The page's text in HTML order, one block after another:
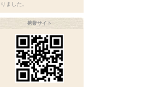
りました。
携帯サイト